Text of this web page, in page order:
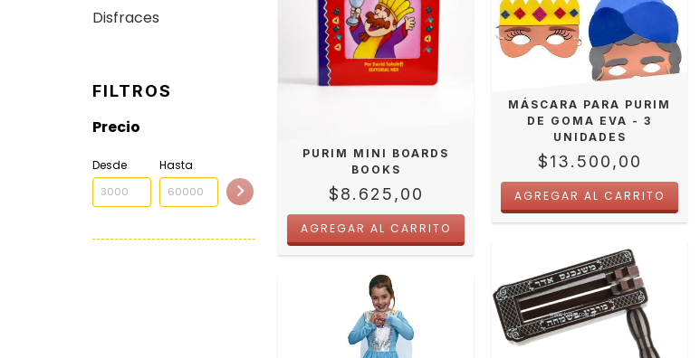
Disfraces
FILTROS
Precio
Desde Hasta
PURIM MINI BOARDS
BOOKS
$8.625,00
MÁSCARA PARA PURIM
DE GOMA EVA - 3
UNIDADES
$13.500,00